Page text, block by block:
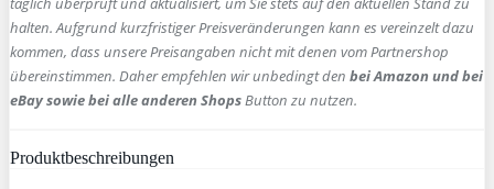
halten. Aufgrund kurzfristiger Preisveränderungen kann es vereinzelt dazu
kommen, dass unsere Preisangaben nicht mit denen vom Partnershop
übereinstimmen. Daher empfehlen wir unbedingt den bei Amazon und bei
eBay sowie bei alle anderen ShopsButton zu nutzen.
Produktbeschreibungen